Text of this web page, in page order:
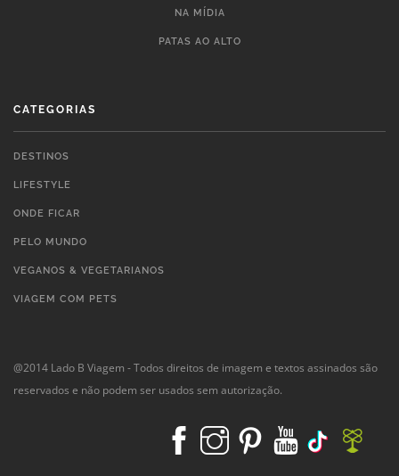
NA MÍDIA
PATAS AO ALTO
CATEGORIAS
DESTINOS
LIFESTYLE
ONDE FICAR
PELO MUNDO
VEGANOS & VEGETARIANOS
VIAGEM COM PETS
@2014 Lado B Viagem - Todos direitos de imagem e textos assinados são
reservados e não podem ser usados sem autorização.